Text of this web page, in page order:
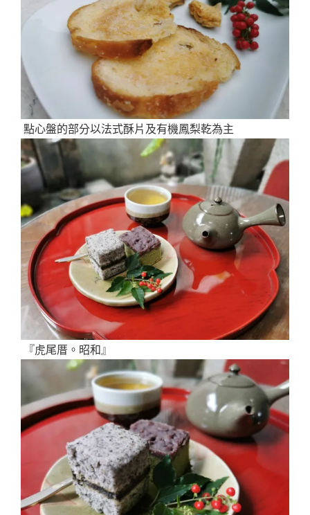
點心盤的部分以法式酥片及有機鳳梨乾為主
『虎尾厝。昭和』